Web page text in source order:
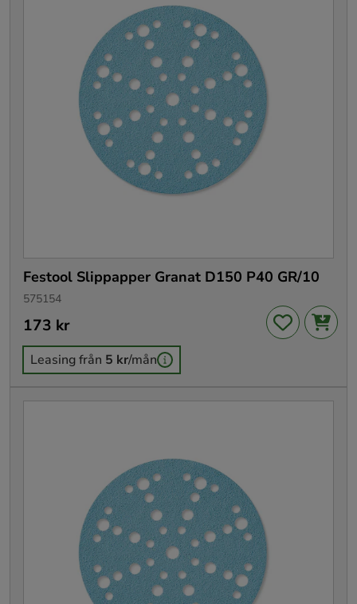
Festool Slippapper Granat D150 P40 GR/10
575154
Pris: 173 kr
173 kr
Leasing från 5 kr/mån